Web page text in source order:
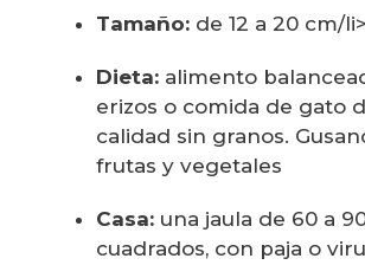
Tamaño: de 12 a 20 cm/li>
Dieta: alimento
erizos o comida de gato
calidad sin granos.
frutas y vegetales
Casa: una jaula de 60 a
cuadrados, con paja o